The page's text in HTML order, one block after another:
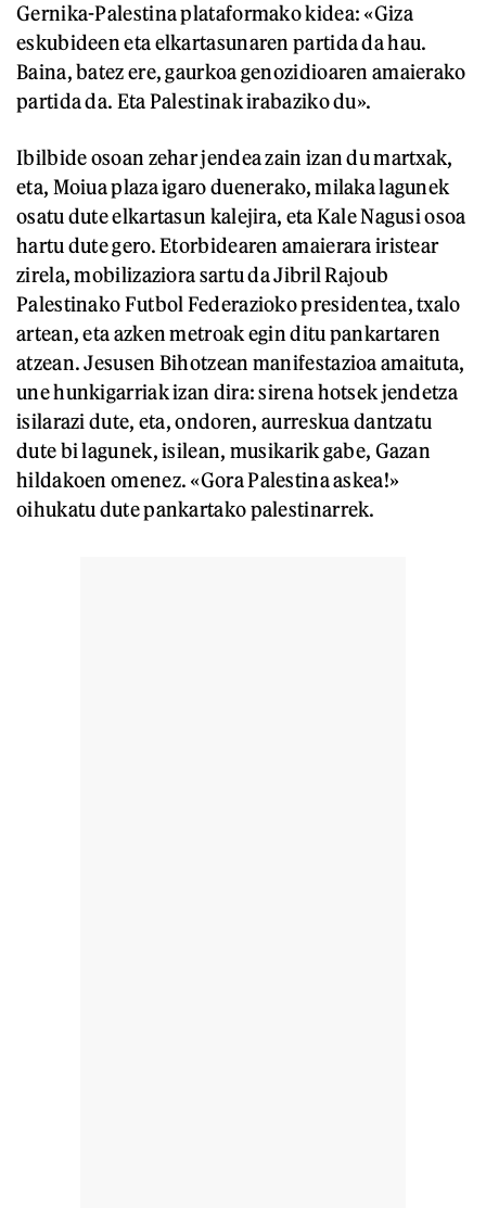
Gernika-Palestina plataformako kidea: «Giza
eskubideen eta elkartasunaren partida da hau.
Baina, batez ere, gaurkoa genozidioaren amaierako
partida da. Eta Palestinak irabaziko du».
Ibilbide osoan zehar jendea zain izan du martxak,
eta, Moiua plaza igaro duenerako, milaka lagunek
osatu dute elkartasun kalejira, eta Kale Nagusi osoa
hartu dute gero. Etorbidearen amaierara iristear
zirela, mobilizaziora sartu da Jibril Rajoub
Palestinako Futbol Federazioko presidentea, txalo
artean, eta azken metroak egin ditu pankartaren
atzean. Jesusen Bihotzean manifestazioa amaituta,
une hunkigarriak izan dira: sirena hotsek jendetza
isilarazi dute, eta, ondoren, aurreskua dantzatu
dute bi lagunek, isilean, musikarik gabe, Gazan
hildakoen omenez. «Gora Palestina askea!»
oihukatu dute pankartako palestinarrek.